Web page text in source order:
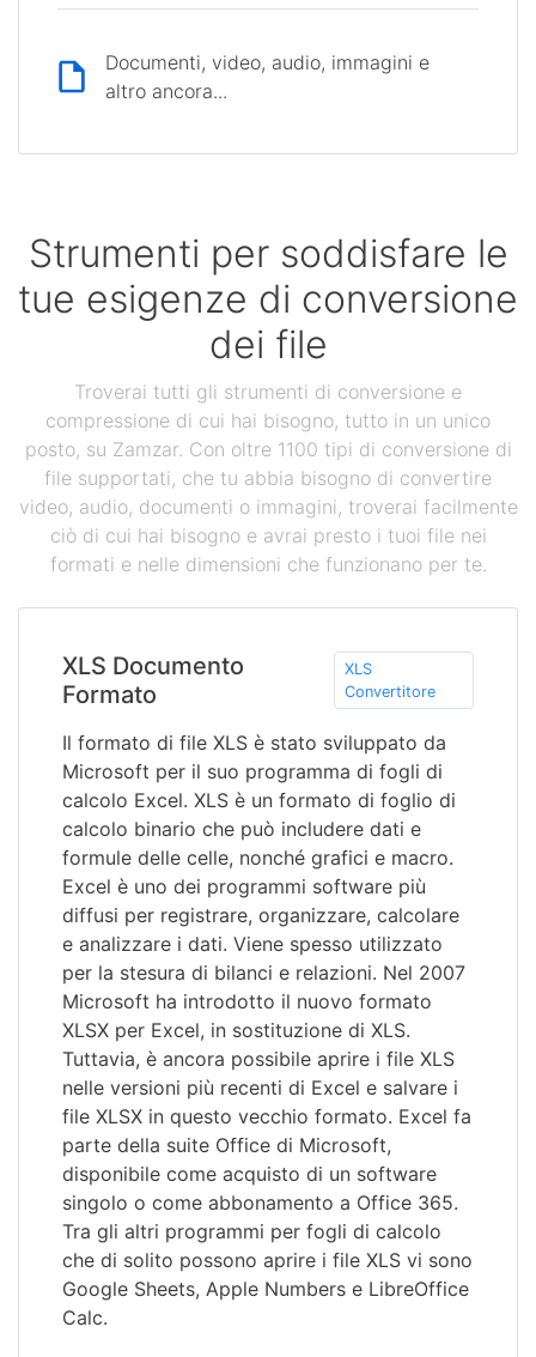
Documenti, video, audio, immagini e
altro ancora...
Strumenti per soddisfare le
tue esigenze di conversione
dei file
Troverai tutti gli strumenti di conversione e
compressione di cui hai bisogno, tutto in un unico
posto, su Zamzar. Con oltre 1100 tipi di conversione di
file supportati, che tu abbia bisogno di convertire
video, audio, documenti o immagini, troverai facilmente
ciò di cui hai bisogno e avrai presto i tuoi file nei
formati e nelle dimensioni che funzionano per te.
XLS Documento
Formato
XLS
Convertitore
Il formato di file XLS è stato sviluppato da
Microsoft per il suo programma di fogli di
calcolo Excel. XLS è un formato di foglio di
calcolo binario che può includere dati e
formule delle celle, nonché grafici e macro.
Excel è uno dei programmi software più
diffusi per registrare, organizzare, calcolare
e analizzare i dati. Viene spesso utilizzato
per la stesura di bilanci e relazioni. Nel 2007
Microsoft ha introdotto il nuovo formato
XLSX per Excel, in sostituzione di XLS.
Tuttavia, è ancora possibile aprire i file XLS
nelle versioni più recenti di Excel e salvare i
file XLSX in questo vecchio formato. Excel fa
parte della suite Office di Microsoft,
disponibile come acquisto di un software
singolo o come abbonamento a Office 365.
Tra gli altri programmi per fogli di calcolo
che di solito possono aprire i file XLS vi sono
Google Sheets, Apple Numbers e LibreOffice
Calc.